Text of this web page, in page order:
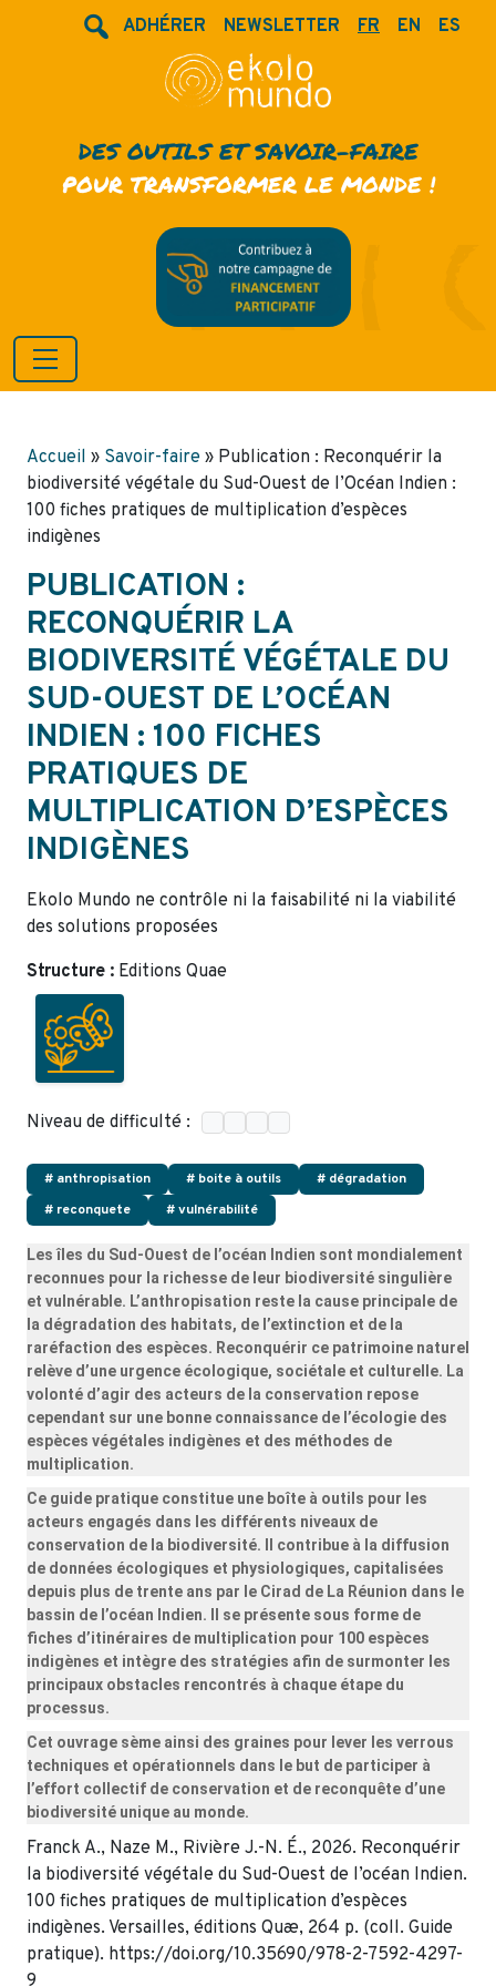
ADHÉRER NEWSLETTER FR EN ES
DES OUTILS ET SAVOIR-FAIRE
POUR TRANSFORMER LE MONDE !
Accueil » Savoir-faire » Publication : Reconquérir la
biodiversité végétale du Sud-Ouest de l’Océan Indien :
100 fiches pratiques de multiplication d’espèces
indigènes
PUBLICATION :
RECONQUÉRIR LA
BIODIVERSITÉ VÉGÉTALE DU
SUD-OUEST DE L’OCÉAN
INDIEN : 100 FICHES
PRATIQUES DE
MULTIPLICATION D’ESPÈCES
INDIGÈNES
Ekolo Mundo ne contrôle ni la faisabilité ni la viabilité
des solutions proposées
Structure : Editions Quae
Niveau de difficulté :
# anthropisation # boite à outils
# dégradation
# reconquete
# vulnérabilité
Les îles du Sud-Ouest de l’océan Indien sont mondialement
reconnues pour la richesse de leur biodiversité singulière
et vulnérable. L’anthropisation reste la cause principale de
la dégradation des habitats, de l’extinction et de la
raréfaction des espèces. Reconquérir ce patrimoine naturel
relève d’une urgence écologique, sociétale et culturelle. La
volonté d’agir des acteurs de la conservation repose
cependant sur une bonne connaissance de l’écologie des
espèces végétales indigènes et des méthodes de
multiplication.
Ce guide pratique constitue une boîte à outils pour les
acteurs engagés dans les différents niveaux de
conservation de la biodiversité. Il contribue à la diffusion
de données écologiques et physiologiques, capitalisées
depuis plus de trente ans par le Cirad de La Réunion dans le
bassin de l’océan Indien. Il se présente sous forme de
fiches d’itinéraires de multiplication pour 100 espèces
indigènes et intègre des stratégies afin de surmonter les
principaux obstacles rencontrés à chaque étape du
processus.
Cet ouvrage sème ainsi des graines pour lever les verrous
techniques et opérationnels dans le but de participer à
l’effort collectif de conservation et de reconquête d’une
biodiversité unique au monde.
Franck A., Naze M., Rivière J.-N. É., 2026. Reconquérir
la biodiversité végétale du Sud-Ouest de l’océan Indien.
100 fiches pratiques de multiplication d’espèces
indigènes. Versailles, éditions Quæ, 264 p. (coll. Guide
pratique). https://doi.org/10.35690/978-2-7592-4297-
9